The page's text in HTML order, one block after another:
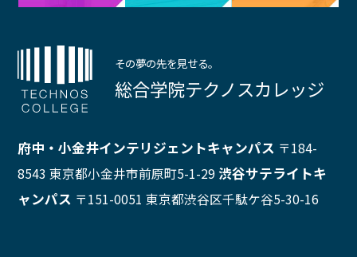
その夢の先を見せる。
総合学院テクノスカレッジ
府中・小金井インテリジェントキャンパス 〒184-
8543 東京都小金井市前原町5-1-29 渋谷サテライトキ
ャンパス 〒151-0051 東京都渋谷区千駄ケ谷5-30-16